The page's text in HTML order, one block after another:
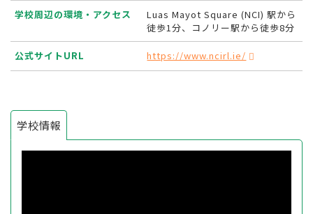
学校周辺の環境・アクセス
Luas Mayot Square (NCI) 駅から
徒歩1分、コノリー駅から徒歩8分
公式サイトURL https://www.ncirl.ie/
学校情報